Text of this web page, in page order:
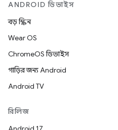
ANDROID ডিভাইস
বড় স্ক্রিন
Wear OS
ChromeOS ডিভাইস
গাড়ির জন্য Android
Android TV
রিলিজ